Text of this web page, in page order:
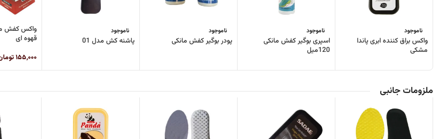
ناموجود
واکس براق کننده ابری پاندا
مشکی
ناموجود
اسپری بوگیر کفش مانکی
120میل
ناموجود
پودر بوگیر کفش مانکی
ناموجود
پاشنه کش مدل 01
قهوه ای
۱۵۵,۰۰۰
ملزومات جانبی